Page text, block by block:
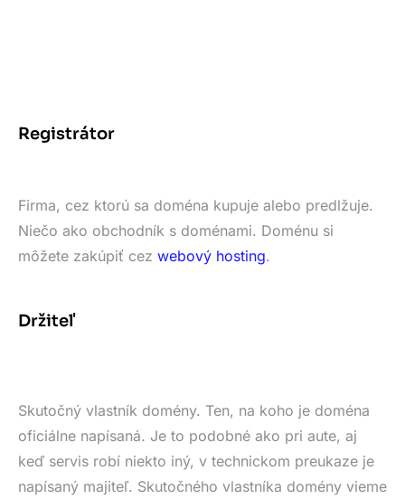
Registrátor
Firma, cez ktorú sa doména kupuje alebo predlžuje.
Niečo ako obchodník s doménami. Doménu si
môžete zakúpiť cez webový hosting.
Držiteľ
Skutočný vlastník domény. Ten, na koho je doména
oficiálne napísaná. Je to podobné ako pri aute, aj
keď servis robí niekto iný, v technickom preukaze je
napísaný majiteľ. Skutočného vlastníka domény vieme